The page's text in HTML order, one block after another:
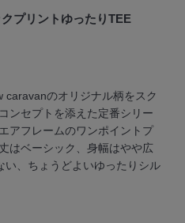
プリントゆったりTEE
caravanのオリジナル柄をスク
ンセプトを添えた定番シリー
アフレームのワンポイントプ
はベーシック、身幅はやや広
、ちょうどよいゆったりシル